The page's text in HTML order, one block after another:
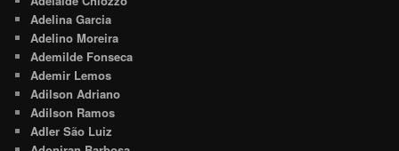
Adelina Garcia
Adelino Moreira
Ademilde Fonseca
Ademir Lemos
Adilson Adriano
Adilson Ramos
Adler São Luiz